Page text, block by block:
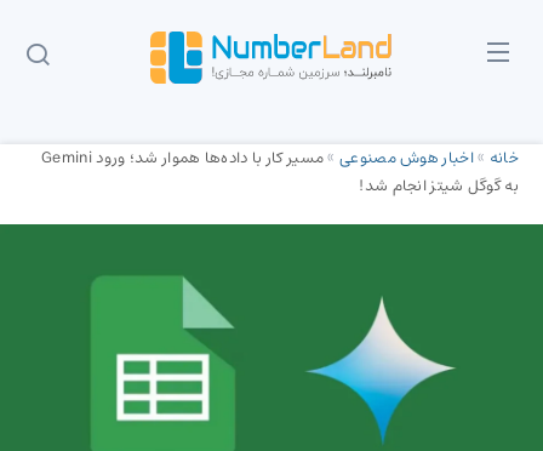
خانه »اخبار هوش مصنوعی»
مسیر کار با داده‌ها هموار شد؛ ورود Gemini
به گوگل شیتز انجام شد!